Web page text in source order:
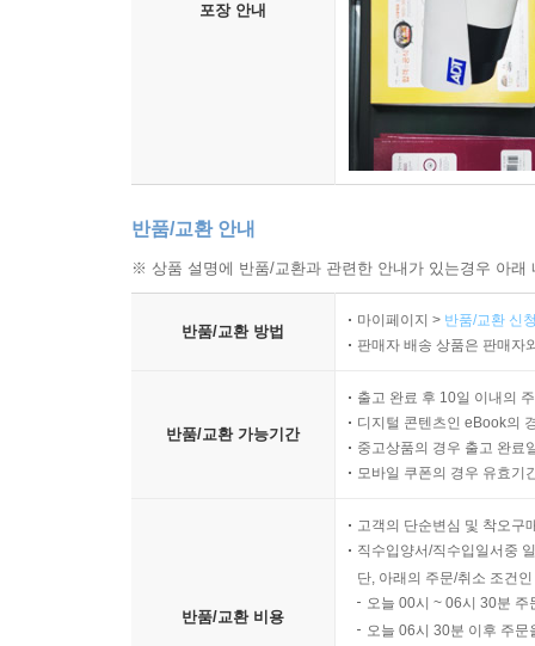
포장 안내
반품/교환 안내
※ 상품 설명에 반품/교환과 관련한 안내가 있는경우 아
반품/교환 방법
마이페이지 > 반품/교환 신
판매자 배송 상품은 판매자
반품/교환 가능기간
출고 완료 후 10일 이내의
디지털 콘텐츠인 eBook의
중고상품의 경우 출고 완료
모바일 쿠폰의 경우 유효기
반품/교환 비용
고객의 단순변심 및 착오구
직수입양서/직수입일서중
단, 아래의 주문/취소 조건
오늘 00시 ~ 06시 30분
오늘 06시 30분 이후 주